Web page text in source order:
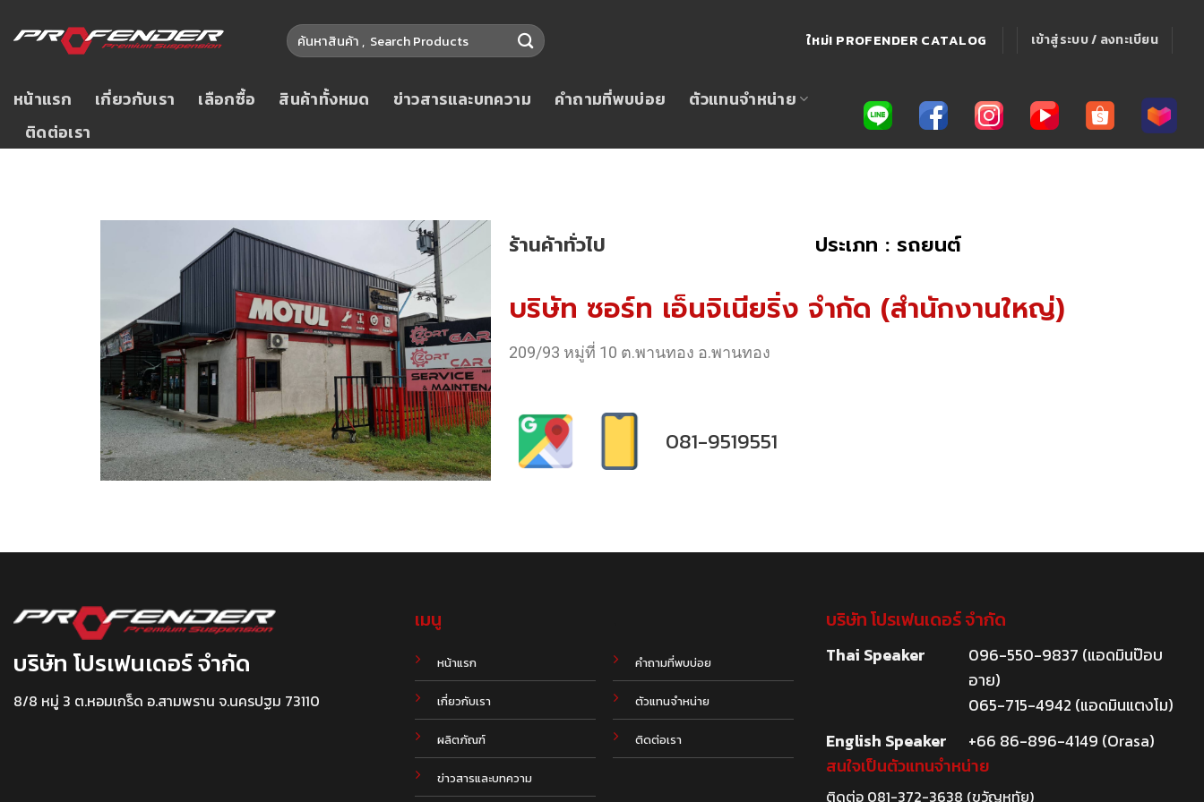
ใหม่! PROFENDER CATALOG เข้าสู่ระบบ / ลงทะเบียน
หน้าแรก เกี่ยวกับเรา เลือกซื้อ สินค้าทั้งหมด ข่าวสารและบทความ คำถามที่พบบ่อย
ตัวแทนจำหน่าย
ติดต่อเรา
ร้านค้าทั่วไป ประเภท : รถยนต์
บริษัท ซอร์ท เอ็นจิเนียริ่ง จำกัด (สำนักงานใหญ่)
209/93 หมู่ที่ 10 ต.พานทอง อ.พานทอง
081-9519551
บริษัท โปรเฟนเดอร์ จำกัด
8/8 หมู่ 3 ต.หอมเกร็ด อ.สามพราน จ.นครปฐม 73110
เมนู
หน้าแรก
เกี่ยวกับเรา
ผลิตภัณฑ์
ข่าวสารและบทความ
คำถามที่พบบ่อย
ตัวแทนจำหน่าย
ติดต่อเรา
บริษัท โปรเฟนเดอร์ จำกัด
Thai Speaker
096-550-9837 (แอดมินป๊อบ
อาย)
065-715-4942 (แอดมินแตงโม)
English Speaker
+66 86-896-4149 (Orasa)
สนใจเป็นตัวแทนจำหน่าย
ติดต่อ 081-372-3638 (ขวัญหทัย)